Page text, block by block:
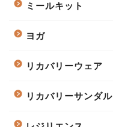
ミールキット
ヨガ
リカバリーウェア
リカバリーサンダル